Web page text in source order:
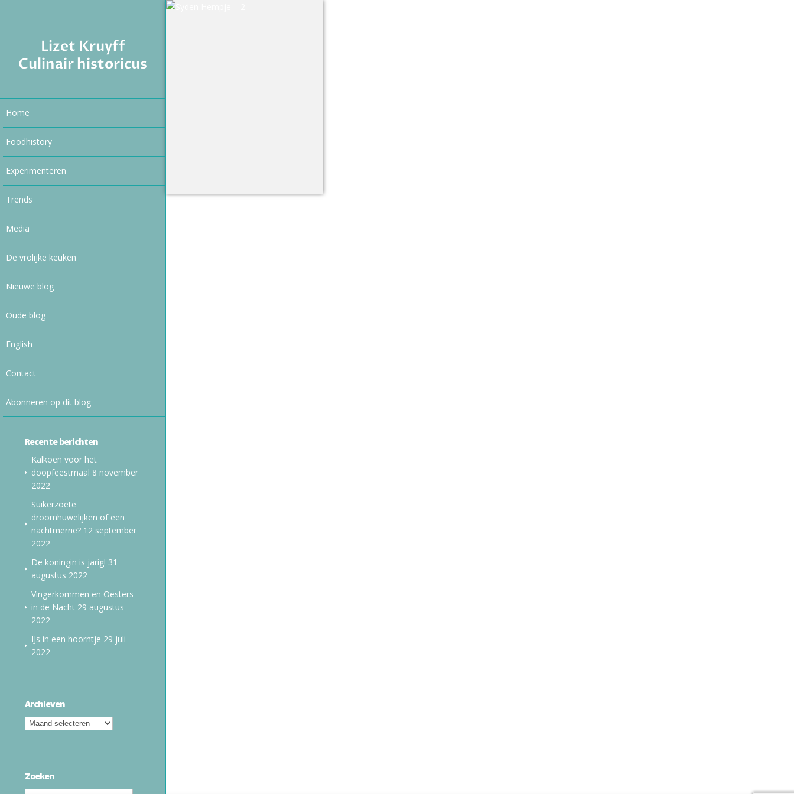
Lizet Kruyff
Culinair historicus
Home
Foodhistory
Experimenteren
Trends
Media
De vrolijke keuken
Nieuwe blog
Oude blog
English
Contact
Abonneren op dit blog
Recente berichten
Kalkoen voor het
doopfeestmaal 8 november
2022
Suikerzoete
droomhuwelijken of een
nachtmerrie? 12 september
2022
De koningin is jarig! 31
augustus 2022
Vingerkommen en Oesters
in de Nacht 29 augustus
2022
IJs in een hoorntje 29 juli
2022
Archieven
Zoeken